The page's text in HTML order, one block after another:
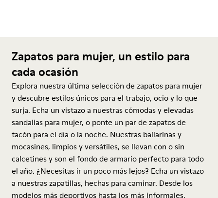
Zapatos para mujer, un estilo para
cada ocasión
Explora nuestra última selección de zapatos para mujer
y descubre estilos únicos para el trabajo, ocio y lo que
surja. Echa un vistazo a nuestras cómodas y elevadas
sandalias para mujer, o ponte un par de zapatos de
tacón para el día o la noche. Nuestras bailarinas y
mocasines, limpios y versátiles, se llevan con o sin
calcetines y son el fondo de armario perfecto para todo
el año. ¿Necesitas ir un poco más lejos? Echa un vistazo
a nuestras zapatillas, hechas para caminar. Desde los
modelos más deportivos hasta los más informales,